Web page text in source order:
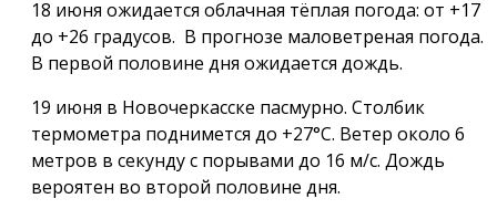
18 июня ожидается облачная тёплая погода: от +17
до +26 градусов. В прогнозе маловетреная погода.
В первой половине дня ожидается дождь.
19 июня в Новочеркасске пасмурно. Столбик
термометра поднимется до +27°С. Ветер около 6
метров в секунду с порывами до 16 м/с. Дождь
вероятен во второй половине дня.